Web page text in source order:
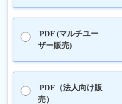
PDF (マルチユー
ザー販売)
PDF（法人向け販
売）